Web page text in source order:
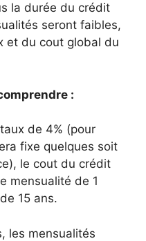
la durée du crédit
seront faibles,
et du cout global du
:
de 4% (pour
fixe quelques soit
le cout du crédit
mensualité de 1
15 ans.
les mensualités